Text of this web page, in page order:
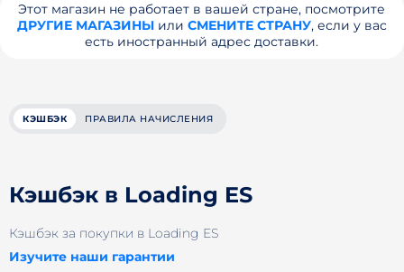
Этот магазин не работает в вашей стране, посмотрите
ДРУГИЕ МАГАЗИНЫили СМЕНИТЕ СТРАНУ, если у вас
есть иностранный адрес доставки.
КЭШБЭК ПРАВИЛА НАЧИСЛЕНИЯ
Кэшбэк в Loading ES
Кэшбэк за покупки в Loading ES
Изучите наши гарантии